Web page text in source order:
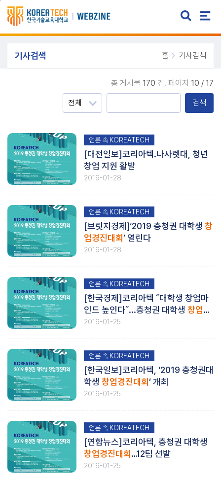
주메뉴 바로가기
본문 바로가기
기사검색 홈 기사검색
총 게시물 170 건, 페이지 10 / 17
검색
언론 속 KOREATECH
[대전일보]코리아텍.나사렛대, 청년
창업 지원 활발
2019-01-28
언론 속 KOREATECH
[브릿지경제]‘2019 충청권 대학생 창
업경진대회 ’ 열린다
2019-01-28
언론 속 KOREATECH
[한국경제]코리아텍 ˝대학생 창업마
인드 높인다˝...충청권 대학생 창업경
진대회
2019-01-25
언론 속 KOREATECH
[한국일보]코리아텍, ‘2019 충청권대
학생 창업경진대회 ’ 개최
2019-01-25
언론 속 KOREATECH
[연합뉴스]코리아텍, 충청권 대학생
창업경진대회 …12팀 선발
2019-01-25